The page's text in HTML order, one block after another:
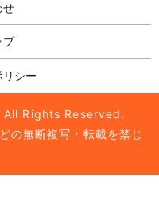
せ
プ
リシー
Rights Reserved.
の無断複写・転載を禁じ